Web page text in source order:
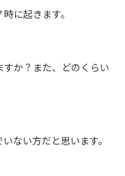
に起きます。
か？また、どのくらい
ない方だと思います。